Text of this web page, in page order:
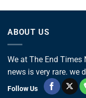
ABOUT US
We at The End
news is very rare. we
Follow Us